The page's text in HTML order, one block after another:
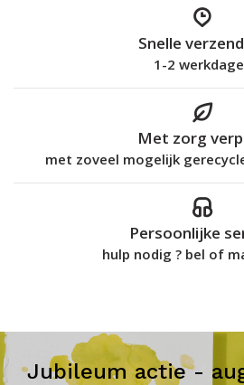
Snelle
1-2
Met zorg
met zoveel mogelijk
Persoonlijke
hulp nodig ? bel of
Jubileum actie -